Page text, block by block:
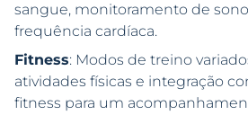
sangue, monitoramento de
frequência cardíaca.
Fitness: Modos de treino
atividades físicas e integração
fitness para um